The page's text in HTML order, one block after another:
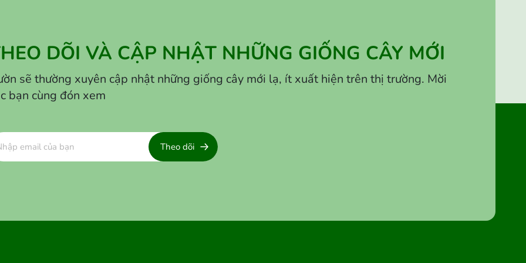
DÕI VÀ CẬP NHẬT NHỮNG GIỐNG CÂY MỚI
sẽ thường xuyên cập nhật những giống cây mới lạ, ít xuất hiện trên thị trường. Mời
bạn cùng đón xem
Theo dõi